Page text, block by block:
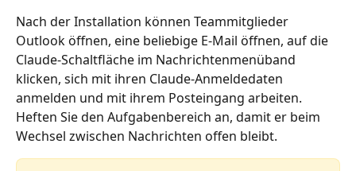
Nach der Installation können Teammitglieder
Outlook öffnen, eine beliebige E-Mail öffnen, auf die
Claude-Schaltfläche im Nachrichtenmenüband
klicken, sich mit ihren Claude-Anmeldedaten
anmelden und mit ihrem Posteingang arbeiten.
Heften Sie den Aufgabenbereich an, damit er beim
Wechsel zwischen Nachrichten offen bleibt.